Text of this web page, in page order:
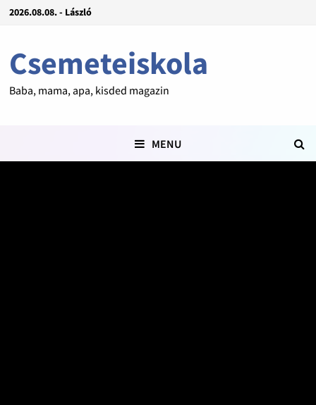
2026.08.08. - László
Csemeteiskola
Baba, mama, apa, kisded magazin
MENU